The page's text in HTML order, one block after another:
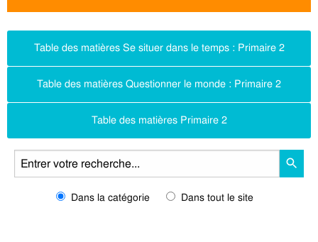
Table des matières Se situer dans le temps : Primaire 2
Table des matières Questionner le monde : Primaire 2
Table des matières Primaire 2
Dans la catégorie Dans tout le site